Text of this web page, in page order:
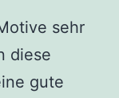
sehr
diese
gute